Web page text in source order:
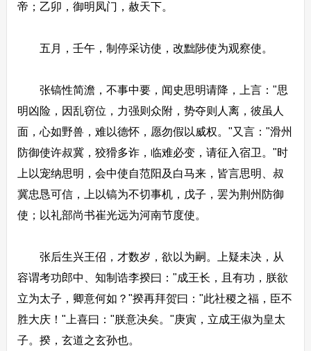
帝；乙卯，御明凤门，赦天下。
五月，壬午，制停采访使，改黜陟使为观察使。
张镐性简澹，不事中要，闻史思明请降，上言："思
明凶险，因乱窃位，力强则众附，势夺则人离，彼虽人
面，心如野兽，难以德怀，愿勿假以威权。"又言："滑州
防御使许叔冀，狡猾多诈，临难必变，请征入宿卫。"时
上以宠纳思明，会中使自范阳及白马来，皆言思明、叔
冀忠恳可信，上以镐为不切事机，戊子，罢为荆州防御
使；以礼部尚书崔光远为河南节度使。
张后生兴王佋，才数岁，欲以为嗣。上疑未决，从
容谓考功郎中、知制诰李揆曰："成王长，且有功，朕欲
立为太子，卿意何如？"揆再拜贺曰："此社稷之福，臣不
胜大庆！"上喜曰："朕意决矣。"庚寅，立成王俶为皇太
子。揆，玄道之玄孙也。